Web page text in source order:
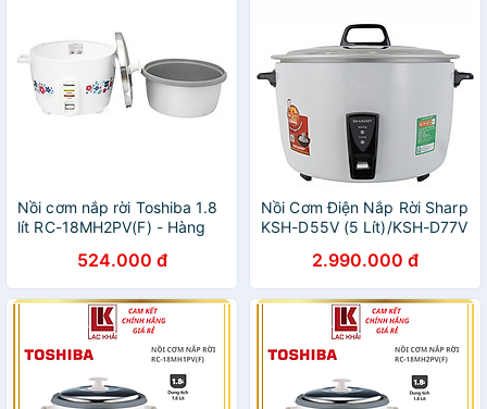
Nồi cơm nắp rời Toshiba 1.8
lít RC-18MH2PV(F) - Hàng
524.000 đ
Nồi Cơm Điện Nắp Rời Sharp
KSH-D55V (5 Lít)/KSH-D77V
hãng - Bảo Hành 12 Tháng
2.990.000 đ